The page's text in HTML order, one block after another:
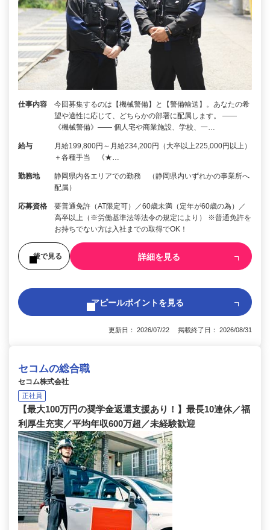
仕事内容
今回募集するのは【機械警備】と【警備輸送】。あなたの希
望や適性に応じて、どちらかの部署に配属します。 ――
《機械警備》―― 個人宅や商業施設、学校、一…
給与
月給199,800円～月給234,200円（大卒以上225,000円以上）
＋各種手当 《★…
勤務地
静岡県内各エリアでの勤務 （静岡県内いずれかの事業所へ
配属）
応募資格
要普通免許（AT限定可）／60歳未満（定年が60歳の為）／
高卒以上（※労働基準法等法令の規定により） ※普通免許を
お持ちでない方は入社までの取得でOK！
後で見る 詳細を見る
アピールポイントを見る
更新日： 2026/07/22 掲載終了日： 2026/08/31
セコムの総合職
セコム株式会社
正社員
【最大100万円の奨学金返還支援あり！】最長10連休／福
利厚生充実／平均年収600万超／未経験歓迎